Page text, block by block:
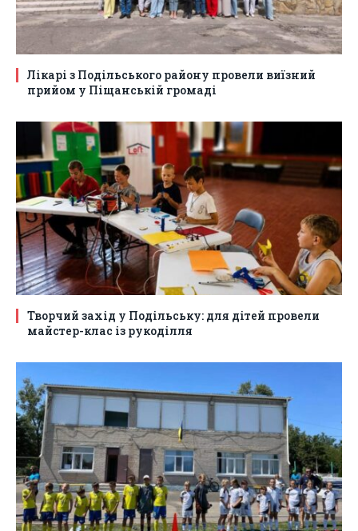
Лікарі з Подільського району провели виїзний
прийом у Піщанській громаді
Творчий захід у Подільську: для дітей провели
майстер-клас із рукоділля